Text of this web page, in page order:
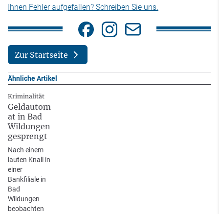
Ihnen Fehler aufgefallen? Schreiben Sie uns.
Zur Startseite
Ähnliche Artikel
Kriminalität
Geldautom
at in Bad
Wildungen
gesprengt
Nach einem
lauten Knall in
einer
Bankfiliale in
Bad
Wildungen
beobachten